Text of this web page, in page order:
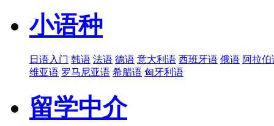
小语种
日语入门 韩语 法语 德语 意大利语 西班牙语 俄语 阿拉伯
维亚语 罗马尼亚语 希腊语 匈牙利语
留学中介